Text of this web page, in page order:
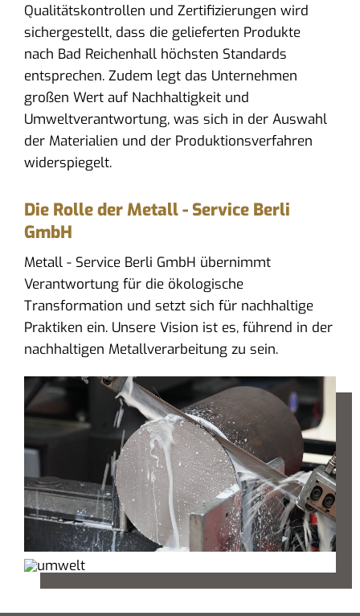
Qualitätskontrollen und Zertifizierungen wird
sichergestellt, dass die gelieferten Produkte
nach Bad Reichenhall höchsten Standards
entsprechen. Zudem legt das Unternehmen
großen Wert auf Nachhaltigkeit und
Umweltverantwortung, was sich in der Auswahl
der Materialien und der Produktionsverfahren
widerspiegelt.
Die Rolle der Metall - Service Berli
GmbH
Metall - Service Berli GmbH übernimmt
Verantwortung für die ökologische
Transformation und setzt sich für nachhaltige
Praktiken ein. Unsere Vision ist es, führend in der
nachhaltigen Metallverarbeitung zu sein.